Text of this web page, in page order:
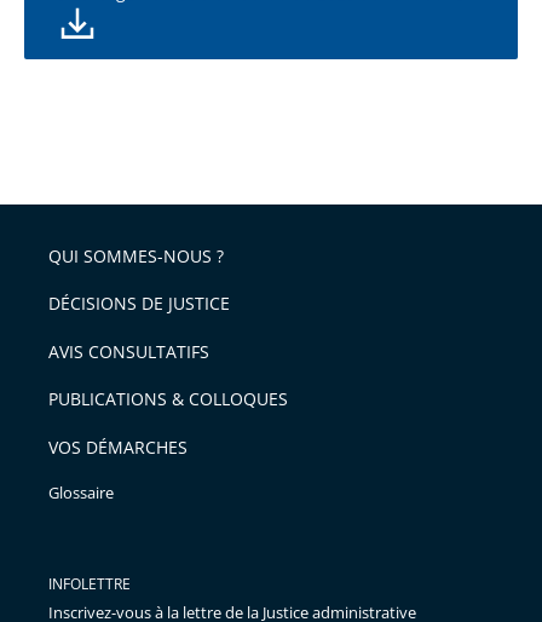
QUI SOMMES-NOUS ?
DÉCISIONS DE JUSTICE
AVIS CONSULTATIFS
PUBLICATIONS & COLLOQUES
VOS DÉMARCHES
Glossaire
INFOLETTRE
Inscrivez-vous à la lettre de la Justice administrative